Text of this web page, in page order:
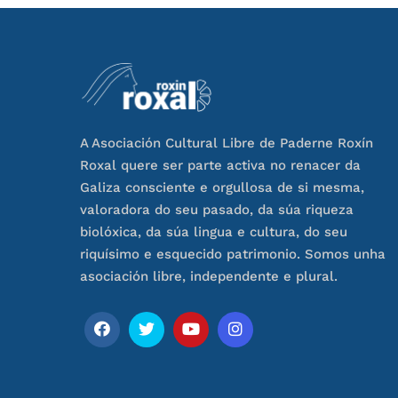
A Asociación Cultural Libre de Paderne Roxín
Roxal quere ser parte activa no renacer da
Galiza consciente e orgullosa de si mesma,
valoradora do seu pasado, da súa riqueza
biolóxica, da súa lingua e cultura, do seu
riquísimo e esquecido patrimonio. Somos unha
asociación libre, independente e plural.